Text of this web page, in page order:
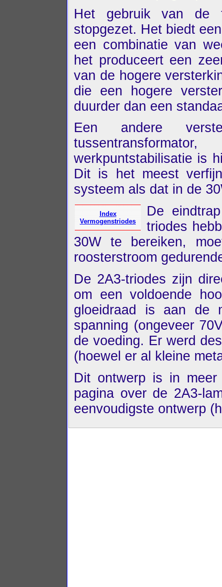
Het gebruik van de
stopgezet. Het biedt
een combinatie van
het produceert een
van de hogere
die een hogere
duurder dan een
Een andere
werkpuntstabilisatie is
Dit is het meest
systeem als dat in de
Index
Vermogenstriodes
De
triodes
30W te bereiken,
roosterstroom
De 2A3-triodes zijn
om een voldoende
gloeidraad is aan de
spanning (ongeveer
de voeding. Er werd
(hoewel er al kleine
Dit ontwerp is in
pagina over de 2A3-
eenvoudigste ontwerp